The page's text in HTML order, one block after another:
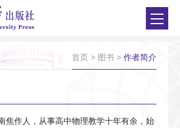
首页 > 图书 > 作者简介
焦作人，从事高中物理教学十年有余，始